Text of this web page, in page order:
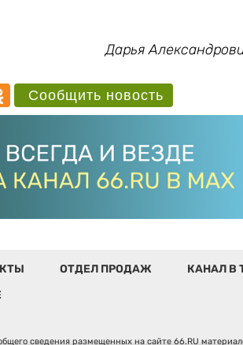
Дарья
Сообщить новость
ОТДЕЛ ПРОДАЖ КАНАЛ В
сведения размещенных на сайте 66.RU